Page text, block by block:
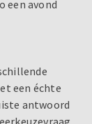
een avond
een échte
antwoord